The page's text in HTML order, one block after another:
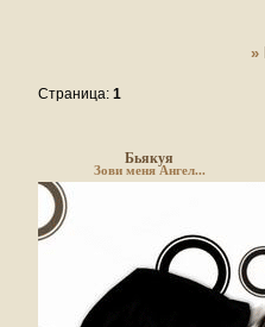
»
Страница:1
Бьякуя
Зови меня Ангел...